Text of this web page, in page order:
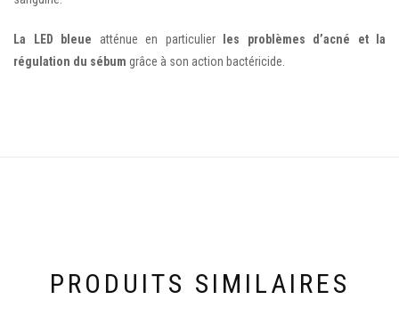
La LED bleue atténue en particulier
les problèmes d’acné et la
régulation du sébum grâce à son action bactéricide.
PRODUITS SIMILAIRES